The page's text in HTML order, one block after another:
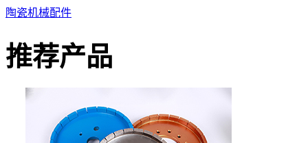
陶瓷机械配件
推荐产品